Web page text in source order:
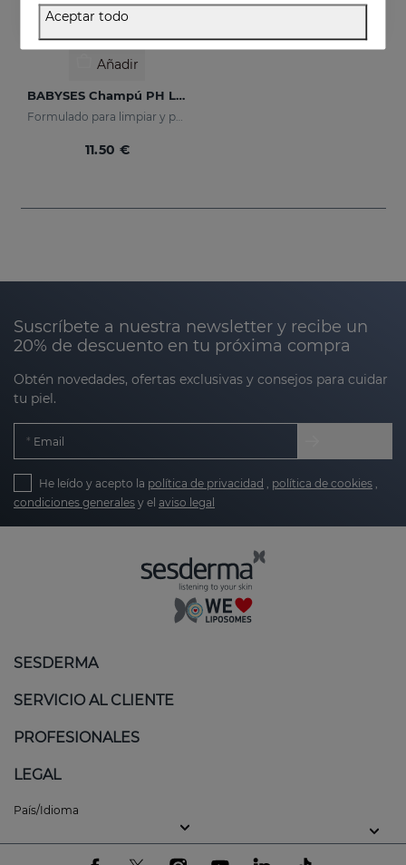
Añadir
BABYSES Champú PH Lágrima
Formulado para limpiar y proteger en profundidad el cuero cabelludo de tu bebé.
11.50 €
Suscríbete a nuestra newsletter y recibe un
20% de descuento en tu próxima compra
Obtén novedades, ofertas exclusivas y consejos para cuidar
tu piel.
Email
He leído y acepto la política de privacidad , política de cookies ,
condiciones generales y el aviso legal
SESDERMA
SERVICIO AL CLIENTE
PROFESIONALES
LEGAL
País/Idioma
Aceptar todo